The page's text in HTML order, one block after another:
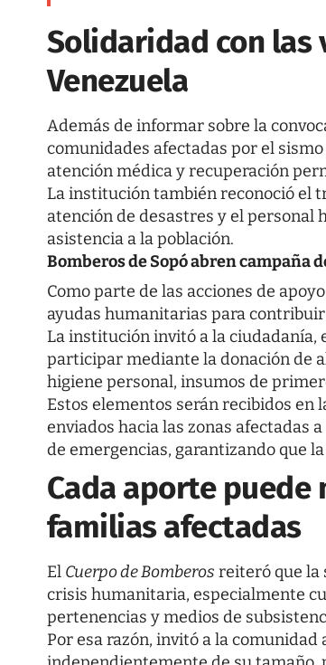
Solidaridad con
Venezuela
Además de informar sobre la
comunidades afectadas por el
atención médica y recuperación
La institución también reconoció el
atención de desastres y el personal
asistencia a la población.
Bomberos de Sopó abren campaña
Como parte de las acciones de
ayudas humanitarias para
La institución invitó a la ciudadanía,
participar mediante la donación de
higiene personal, insumos de
Estos elementos serán recibidos
enviados hacia las zonas afectadas
de emergencias, garantizando que
Cada aporte puede
familias afectadas
El Cuerpo de Bomberos reiteró que la
crisis humanitaria, especialmente
pertenencias y medios de
Por esa razón, invitó a la